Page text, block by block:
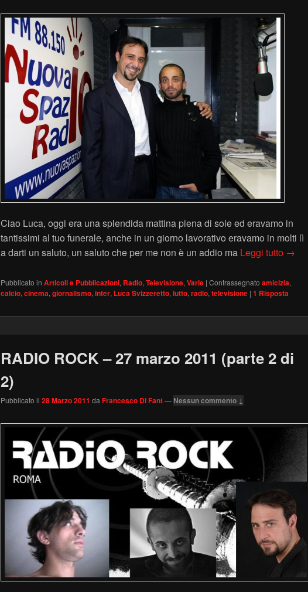
Ciao Luca, oggi era una splendida mattina piena di sole ed eravamo in
tantissimi al tuo funerale, anche in un giorno lavorativo eravamo in molti lì
a darti un saluto, un saluto che per me non è un addio ma Leggi tutto Un
→
Pubblicato in Articoli e Pubblicazioni, Radio, Televisione, Varie | Contrassegnato amicizia,
calcio, cinema, giornalismo, inter, Luca Svizzeretto, lutto, radio, televisione | 1 Risposta
RADIO ROCK – 27 marzo 2011 (parte 2 di
2)
Pubblicato il 28 Marzo 2011 da Francesco Di Fant— Nessun commento ↓